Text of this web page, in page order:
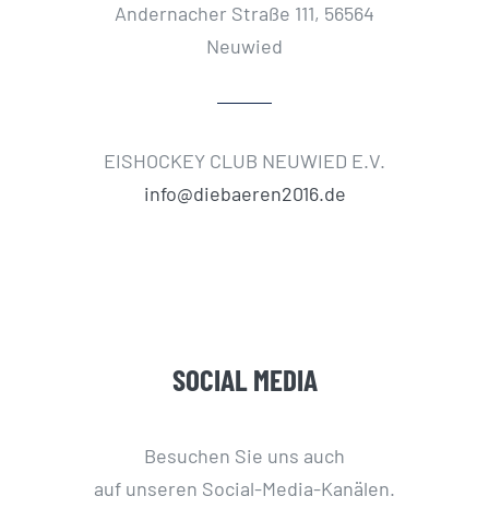
Andernacher Straße 111, 56564
Neuwied
EISHOCKEY CLUB NEUWIED E.V.
info@diebaeren2016.de
SOCIAL MEDIA
Besuchen Sie uns auch
auf unseren Social-Media-Kanälen.